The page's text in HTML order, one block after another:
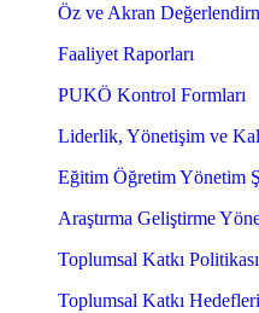
Öz ve Akran
Faaliyet Raporları
PUKÖ Kontrol Formları
Liderlik, Yönetişim ve
Eğitim Öğretim Yönetim
Araştırma Geliştirme
Toplumsal Katkı Politikası
Toplumsal Katkı Hedefleri